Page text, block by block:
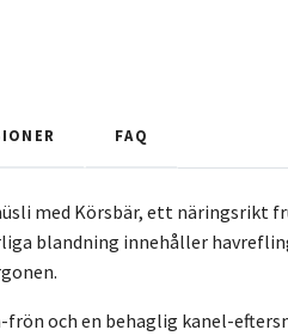
FAQ
med Körsbär, ett
blandning innehåller
frön och en behaglig kanel-